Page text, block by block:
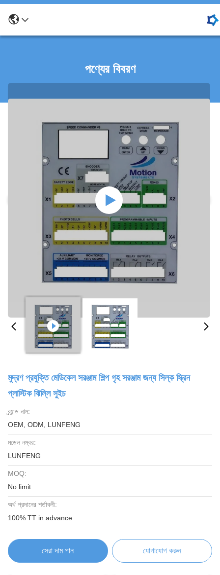
পণ্যের বিবরণ
মুদ্রণ প্রযুক্তি মেডিকেল সরঞ্জাম শিল্প গৃহ সরঞ্জাম জন্য সিল্ক স্ক্রিন
প্লাস্টিক ঝিল্লি সুইচ
ব্র্যান্ড নাম:
OEM, ODM, LUNFENG
মডেল নম্বর:
LUNFENG
MOQ:
No limit
অর্থ প্রদানের শর্তাবলী:
100% TT in advance
সেরা দাম পান যোগাযোগ করুন